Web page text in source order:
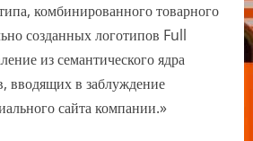
комбинированного товарного
созданных логотипов Full
из семантического ядра
вводящих в заблуждение
сайта компании.»